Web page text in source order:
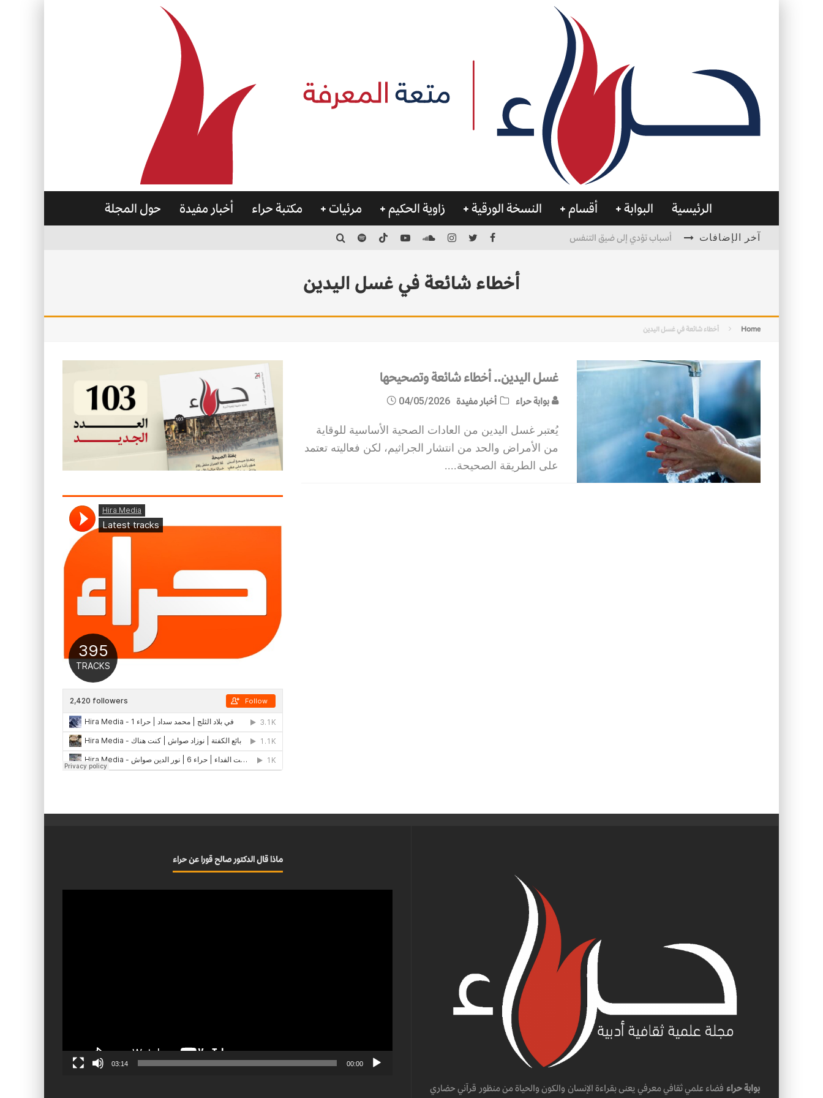
الرئيسية البوابة أقسام النسخة الورقية زاوية الحكيم مرئيات مكتبة حراء أخبار مفيدة حول المجلة
آخر الإضافات أسباب تؤدي إلى ضيق التنفس
الأسرة في الإسلام: أسس البناء ومقومات الاستقرارأخطاء شائعة في غسل اليدين
Home أخطاء شائعة في غسل اليدين
غسل اليدين.. أخطاء شائعة وتصحيحها
بوابة حراء أخبار مفيدة 04/05/2026
يُعتبر غسل اليدين من العادات الصحية الأساسية للوقاية
من الأمراض والحد من انتشار الجراثيم، لكن فعاليته تعتمد
على الطريقة الصحيحة....
بوابة حراء فضاء علمي ثقافي معرفي يعنى بقراءة الإنسان والكون والحياة من منظور قرآني حضاري
ماذا قال الدكتور صالح قورا عن حراء
00:00
03:14